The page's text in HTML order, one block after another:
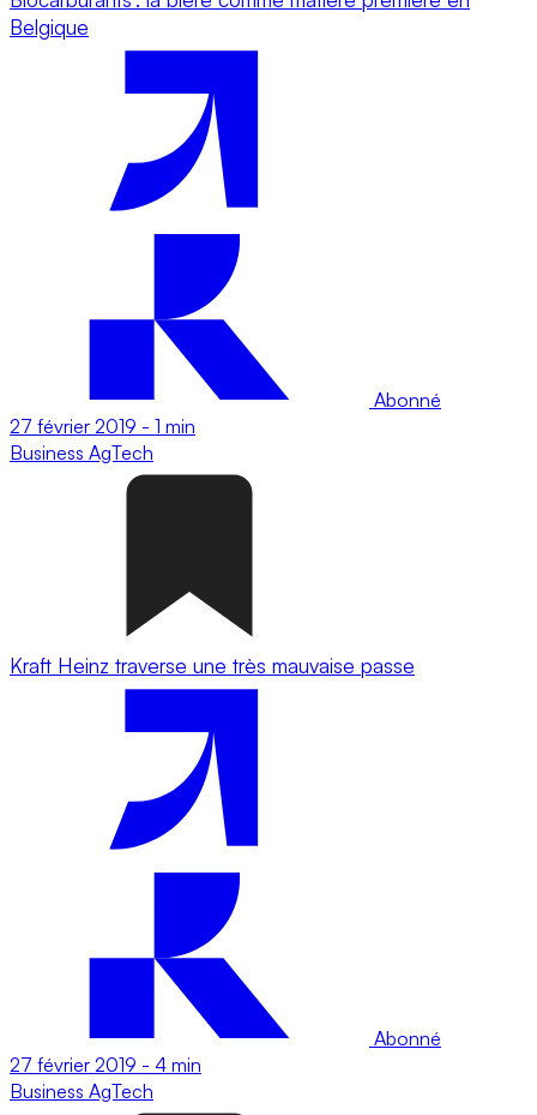
Belgique
Abonné
27 février 2019 - 1 min
Business AgTech
Kraft Heinz traverse une très mauvaise passe
Abonné
27 février 2019 - 4 min
Business AgTech